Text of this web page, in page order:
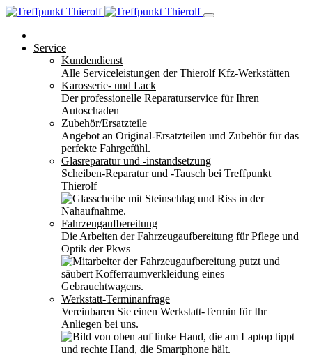
Service
Kundendienst
Alle Serviceleistungen der Thierolf Kfz-Werkstätten
Karosserie- und Lack
Der professionelle Reparaturservice für Ihren
Autoschaden
Zubehör/Ersatzteile
Angebot an Original-Ersatzteilen und Zubehör für das
perfekte Fahrgefühl.
Glasreparatur und -instandsetzung
Scheiben-Reparatur und -Tausch bei Treffpunkt
Thierolf
Fahrzeugaufbereitung
Die Arbeiten der Fahrzeugaufbereitung für Pflege und
Optik der Pkws
Werkstatt-Terminanfrage
Vereinbaren Sie einen Werkstatt-Termin für Ihr
Anliegen bei uns.